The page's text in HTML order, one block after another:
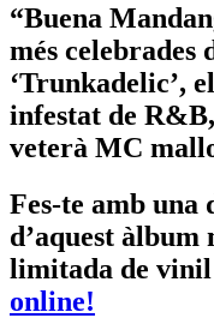
“Buena
més celebrades
‘Trunkadelic’,
infestat de
veterà MC
Fes-te amb una
d’aquest
limitada de vinil
online!